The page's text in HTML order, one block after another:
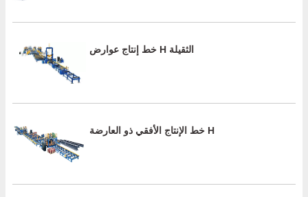
خط إنتاج عوارض H الثقيلة
خط الإنتاج الأفقي ذو العارضة H